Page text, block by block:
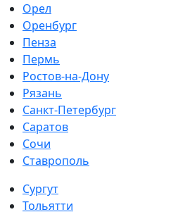
Орел
Оренбург
Пенза
Пермь
Ростов-на-Дону
Рязань
Санкт-Петербург
Саратов
Сочи
Ставрополь
Сургут
Тольятти